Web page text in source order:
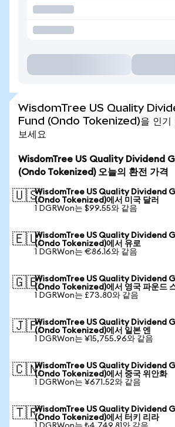
WisdomTree US Quality
Fund (Ondo Tokenized)을 인기
보세요
WisdomTree US Quality Dividend
(Ondo Tokenized) 오늘의 환전 가격
🇺🇸WisdomTree US Quality Dividend
(Ondo Tokenized)에서 미국 달러
1 DGRWon는 $99.55와 같음
🇪🇺WisdomTree US Quality Dividend
(Ondo Tokenized)에서 유로
1 DGRWon는 €86.16와 같음
🇬🇧WisdomTree US Quality Dividend
(Ondo Tokenized)에서 영국 파운드
1 DGRWon는 £73.80와 같음
🇯🇵WisdomTree US Quality Dividend
(Ondo Tokenized)에서 일본 엔
1 DGRWon는 ¥15,755.96와 같음
🇨🇳WisdomTree US Quality Dividend
(Ondo Tokenized)에서 중국 위안화
1 DGRWon는 ¥671.52와 같음
🇹🇷WisdomTree US Quality Dividend
(Ondo Tokenized)에서 터키 리라